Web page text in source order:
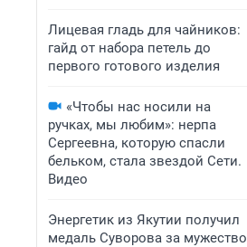
Лицевая гладь для чайников:
гайд от набора петель до
первого готового изделия
«Чтобы нас носили на
ручках, мы любим»: нерпа
Сергеевна, которую спасли
бельком, стала звездой Сети.
Видео
Энергетик из Якутии получил
медаль Суворова за мужество